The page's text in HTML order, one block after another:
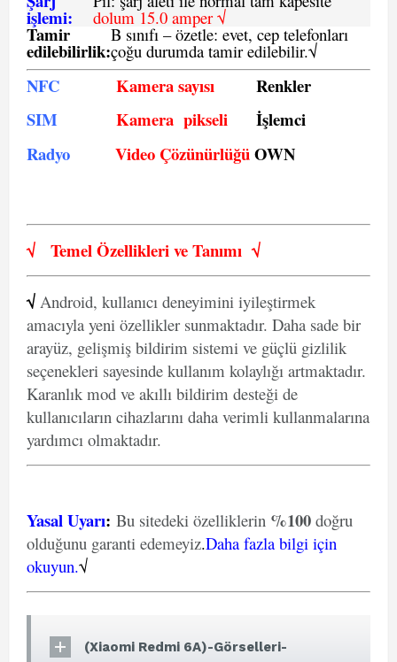
işlemi: dolum 15.0 amper √
Tamir
edilebilirlik:
B sınıfı – özetle: evet, cep telefonları
çoğu durumda tamir edilebilir.√
NFC Kamera sayısı
Renkler
SIM
Kamera pikseli
İşlemci
Radyo
Video ÇözünürlüğüOWN
√ Temel Özellikleri veTanımı √
√ Android, kullanıcı deneyimini iyileştirmek
amacıyla yeni özellikler sunmaktadır. Daha sade bir
arayüz, gelişmiş bildirim sistemi ve güçlü gizlilik
seçenekleri sayesinde kullanım kolaylığı artmaktadır.
Karanlık mod ve akıllı bildirim desteği de
kullanıcıların cihazlarını daha verimli kullanmalarına
yardımcı olmaktadır.
Yasal Uyarı: Bu sitedeki özelliklerin %100 doğru
olduğunu garanti edemeyiz.Daha fazla bilgi için
okuyun.√
(Xiaomi Redmi 6A)-Görselleri-